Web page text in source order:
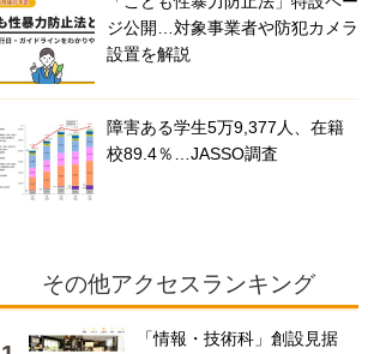
ジ公開…対象事業者や防犯カメラ
設置を解説
障害ある学生5万9,377人、在籍
校89.4％…JASSO調査
その他アクセスランキング
「情報・技術科」創設見据